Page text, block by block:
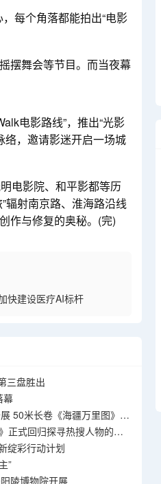
每个角落都能拍出“电影
摆舞会等节目。而当夜幕
电影路线”，推出“光影
络，邀请影迷开启一场城
电影院、和平影都等历
辐射南京路、淮海路沿线
作与修复的奥秘。(完)
快建设医疗AI标杆
三盘胜出
幕
50米长卷《海疆万里图》亮
正式回归探寻热搜人物的真
绽彩行动计划
”
陵博物院开展